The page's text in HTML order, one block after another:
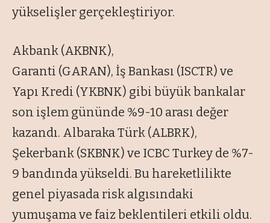
yükselişler gerçekleştiriyor.
Akbank (AKBNK),
Garanti (GARAN), İş Bankası (ISCTR) ve
Yapı Kredi (YKBNK) gibi büyük bankalar
son işlem gününde %9-10 arası değer
kazandı. Albaraka Türk (ALBRK),
Şekerbank (SKBNK) ve ICBC Turkey de %7-
9 bandında yükseldi. Bu hareketlilikte
genel piyasada risk algısındaki
yumuşama ve faiz beklentileri etkili oldu.